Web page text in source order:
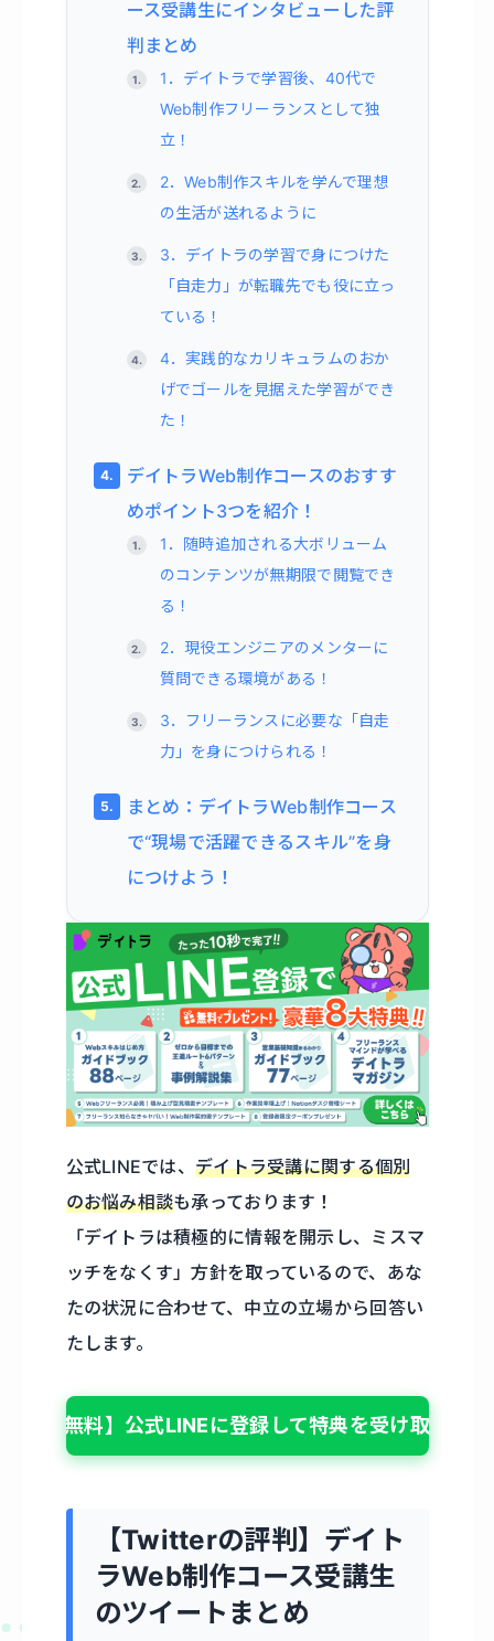
ース受講生にインタビューした評
判まとめ
1．デイトラで学習後、40代で
Web制作フリーランスとして独
立！
2．Web制作スキルを学んで理想
の生活が送れるように
3．デイトラの学習で身につけた
「自走力」が転職先でも役に立っ
ている！
4．実践的なカリキュラムのおか
げでゴールを見据えた学習ができ
た！
デイトラWeb制作コースのおすす
めポイント3つを紹介！
1．随時追加される大ボリューム
のコンテンツが無期限で閲覧でき
る！
2．現役エンジニアのメンターに
質問できる環境がある！
3．フリーランスに必要な「自走
力」を身につけられる！
まとめ：デイトラWeb制作コース
で“現場で活躍できるスキル”を身
につけよう！
公式LINEでは、デイトラ受講に関する個別
のお悩み相談も承っております！
「デイトラは積極的に情報を開示し、ミスマ
ッチをなくす」方針を取っているので、あな
たの状況に合わせて、中立の立場から回答い
たします。
【無料】公式LINEに登録して特典を受け取る
【Twitterの評判】デイト
ラWeb制作コース受講生
のツイートまとめ